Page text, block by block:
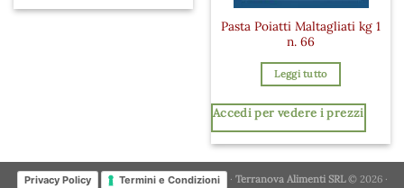
Pasta Poiatti Maltagliati kg 1
n. 66
Leggi tutto
Accedi per vedere i prezzi
Privacy Policy Termini e Condizioni · Terranova Alimenti SRL© 2026 ·